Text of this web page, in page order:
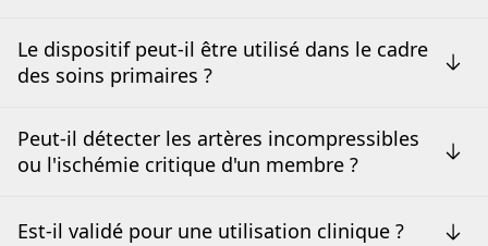
Le dispositif peut-il être utilisé dans le cadre
des soins primaires ?
Peut-il détecter les artères incompressibles
ou l'ischémie critique d'un membre ?
Est-il validé pour une utilisation clinique ?